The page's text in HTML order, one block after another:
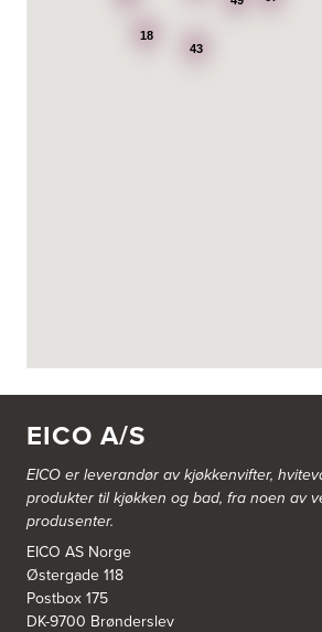
Stadsing. Dahls gt. 31A
7043 Trondheim
Aurland Elektriske AS
Odden 10 A
Tel.:57-633463
Bekkestua kjøkkenstudio as
Gamle Ringeriksvei 32
1357 Bekkestua
Tel.:99228877
Bergen Kjøkkensenter A/S
43
18
EICO A/S
EICO er leverandør av kjøkkenvifter,
produkter til kjøkken og bad, fra noen av
produsenter.
EICO AS Norge
Østergade 118
Postbox 175
DK-9700 Brønderslev